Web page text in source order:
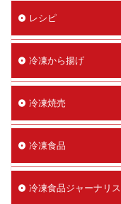
レシピ
冷凍から揚げ
冷凍焼売
冷凍食品
冷凍食品ジャーナリ